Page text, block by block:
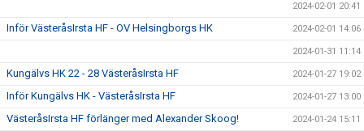
2024-02-01 20:41
Inför VästeråsIrsta HF - OV Helsingborgs HK 2024-02-01 14:06
2024-01-31 11:14
Kungälvs HK 22 - 28 VästeråsIrsta HF 2024-01-27 19:02
Inför Kungälvs HK - VästeråsIrsta HF 2024-01-27 13:00
VästeråsIrsta HF förlänger med Alexander Skoog! 2024-01-24 15:11